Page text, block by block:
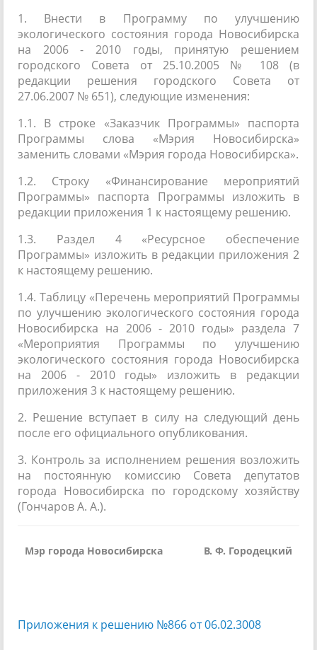
1. Внести в Программу по улучшению
экологического состояния города Новосибирска
на 2006 - 2010 годы, принятую решением
городского Совета от 25.10.2005 № 108 (в
редакции решения городского Совета от
27.06.2007 № 651), следующие изменения:
1.1. В строке «Заказчик Программы» паспорта
Программы слова «Мэрия Новосибирска»
заменить словами «Мэрия города Новосибирска».
1.2. Строку «Финансирование мероприятий
Программы» паспорта Программы изложить в
редакции приложения 1 к настоящему решению.
1.3. Раздел 4 «Ресурсное обеспечение
Программы» изложить в редакции приложения 2
к настоящему решению.
1.4. Таблицу «Перечень мероприятий Программы
по улучшению экологического состояния города
Новосибирска на 2006 - 2010 годы» раздела 7
«Мероприятия Программы по улучшению
экологического состояния города Новосибирска
на 2006 - 2010 годы» изложить в редакции
приложения 3 к настоящему решению.
2. Решение вступает в силу на следующий день
после его официального опубликования.
3. Контроль за исполнением решения возложить
на постоянную комиссию Совета депутатов
города Новосибирска по городскому хозяйству
(Гончаров А. А.).
Мэр города Новосибирска В. Ф. Городецкий
Приложения к решению №866 от 06.02.3008